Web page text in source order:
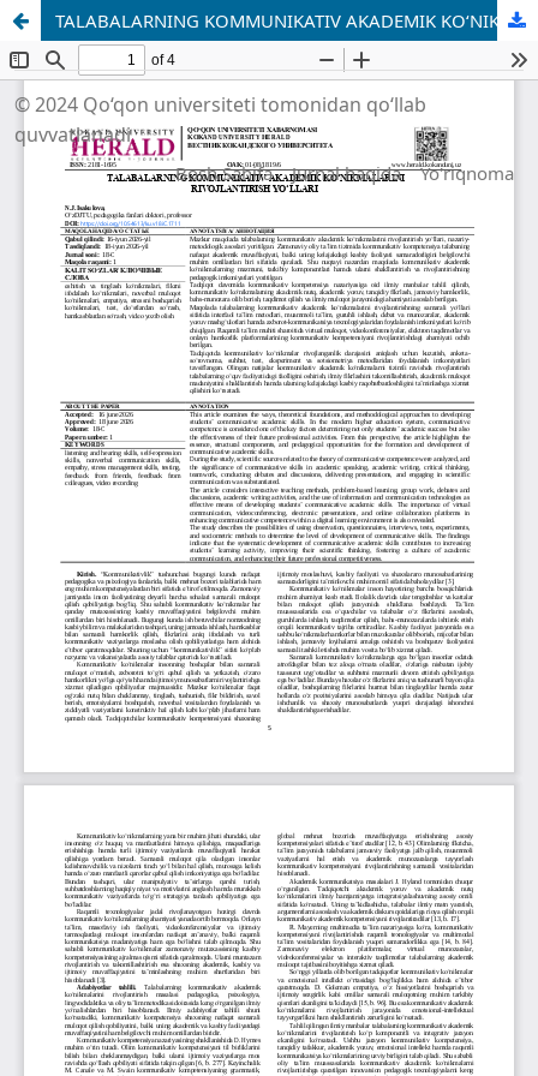
TALABALARNING KOMMUNIKATIV AKADEMIK KO‘NIKMALARINI RIVOJLANTIRISH YO‘LLARI
© 2024 Qo‘qon universiteti tomonidan qo‘llab
quvvatlanadi
Bosh Sahifa Jurnal haqida Yo'riqnoma